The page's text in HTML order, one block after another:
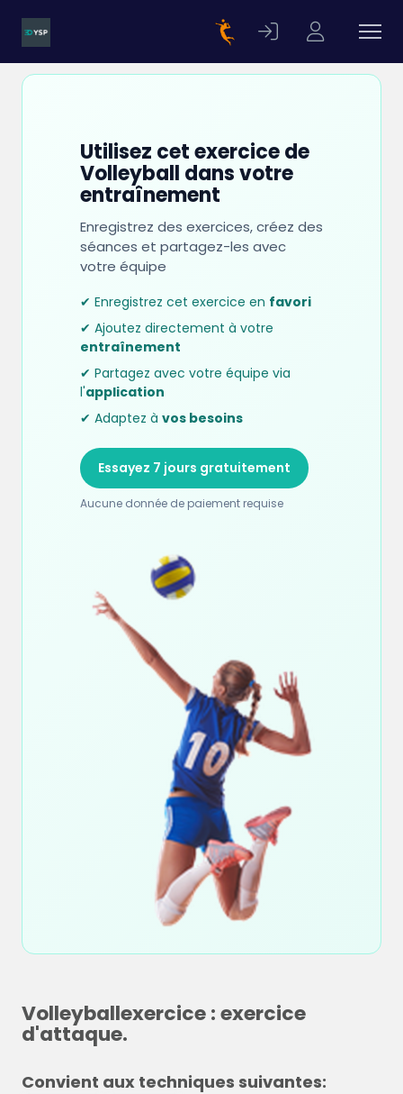
Utilisez cet exercice de
Volleyball dans votre
entraînement
Enregistrez des exercices, créez des
séances et partagez-les avec
votre équipe
✔ Enregistrez cet exercice en favori
✔ Ajoutez directement à votre
entraînement
✔ Partagez avec votre équipe via
l'application
✔ Adaptez à vos besoins
Essayez 7 jours gratuitement
Aucune donnée de paiement requise
Volleyballexercice : exercice
d'attaque.
Convient aux techniques suivantes: